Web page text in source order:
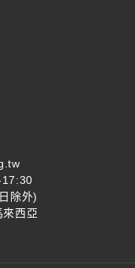
17:30
除外)
西亞